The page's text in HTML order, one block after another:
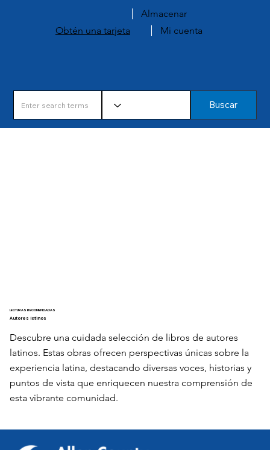
Almacenar
Obtén una tarjeta
Mi cuenta
Buscar
LECTURAS RECOMENDADAS
Autores latinos
Descubre una cuidada selección de libros de autores
latinos. Estas obras ofrecen perspectivas únicas sobre la
experiencia latina, destacando diversas voces, historias y
puntos de vista que enriquecen nuestra comprensión de
esta vibrante comunidad.